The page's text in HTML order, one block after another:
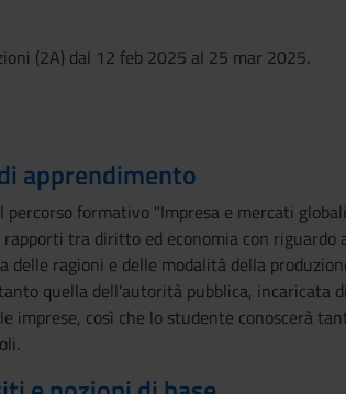
(2A) dal 12 feb 2025 al 25 mar 2025.
apprendimento
percorso formativo "Impresa e mercati
rapporti tra diritto ed economia con
delle ragioni e delle modalità della
quella dell’autorità pubblica, incaricata
imprese, così che lo studente conoscerà